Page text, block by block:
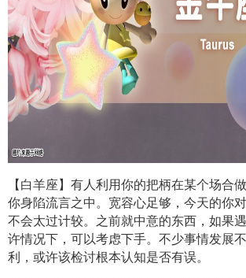
【白羊座】有人利用你的把柄在某个场合
你身陷流言之中。宽容心足够，今天的你
不会太过计较。之前就中意的东西，如果
许情况下，可以考虑下手。不少事情发展
利，或许该检讨根本认知是否有误。